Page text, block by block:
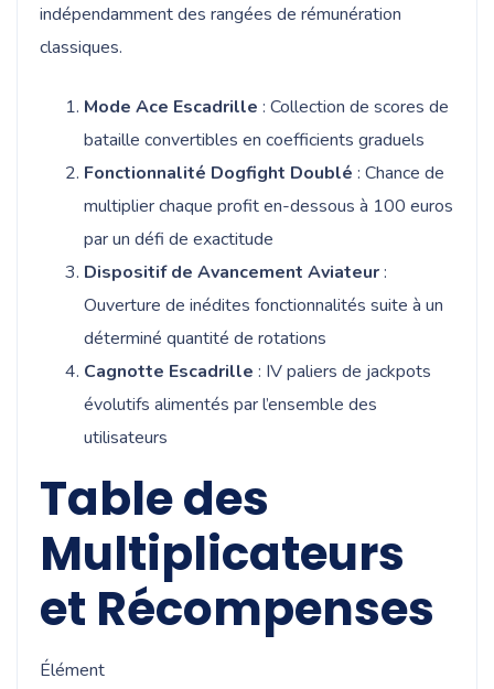
indépendamment des rangées de rémunération
classiques.
Mode Ace Escadrille : Collection de scores de
bataille convertibles en coefficients graduels
Fonctionnalité Dogfight Doublé : Chance de
multiplier chaque profit en-dessous à 100 euros
par un défi de exactitude
Dispositif de Avancement Aviateur:
Ouverture de inédites fonctionnalités suite à un
déterminé quantité de rotations
Cagnotte Escadrille : IV paliers de jackpots
évolutifs alimentés par l’ensemble des
utilisateurs
Table des
Multiplicateurs
et Récompenses
Élément